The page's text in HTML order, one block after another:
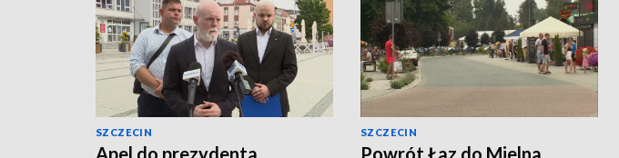
SZCZECIN SZCZECIN